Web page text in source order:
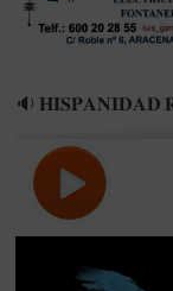
🔉 𝐇𝐈𝐒𝐏𝐀𝐍𝐈𝐃𝐀𝐃